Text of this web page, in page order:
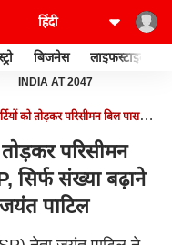
बिजनेस लाइफस्टाइल
INDIA AT 2047
को तोड़कर परिसीमन बिल पास
परिसीमन
सिर्फ संख्या बढ़ाने
पाटिल